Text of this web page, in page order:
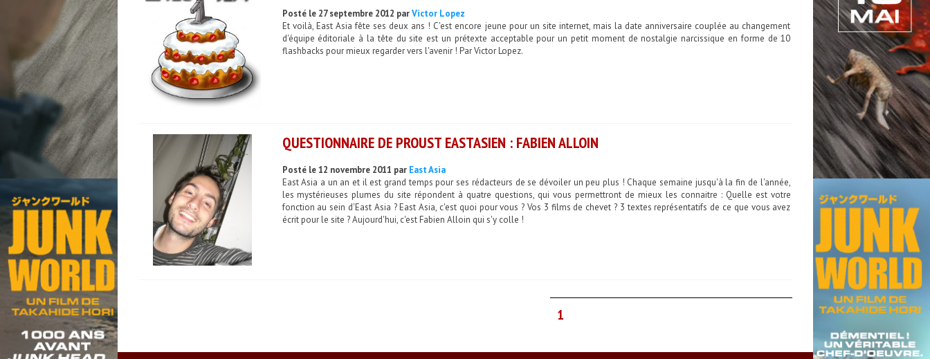
Posté le 27 septembre 2012 parVictor Lopez
Et voilà, East Asia fête ses deux ans ! C'est encore jeune pour un site internet, mais la date anniversaire couplée au changement
d'équipe éditoriale à la tête du site est un prétexte acceptable pour un petit moment de nostalgie narcissique en forme de 10
flashbacks pour mieux regarder vers l'avenir ! Par Victor Lopez.
QUESTIONNAIRE DE PROUST EASTASIEN : FABIEN ALLOIN
Posté le 12 novembre 2011 par East Asia
East Asia a un an et il est grand temps pour ses rédacteurs de se dévoiler un peu plus ! Chaque semaine jusqu'à la fin de l'année,
les mystérieuses plumes du site répondent à quatre questions, qui vous permettront de mieux les connaitre : Quelle est votre
fonction au sein d'East Asia ? East Asia, c'est quoi pour vous ? Vos 3 films de chevet ? 3 textes représentatifs de ce que vous avez
écrit pour le site ? Aujourd'hui, c'est Fabien Alloin qui s'y colle !
1